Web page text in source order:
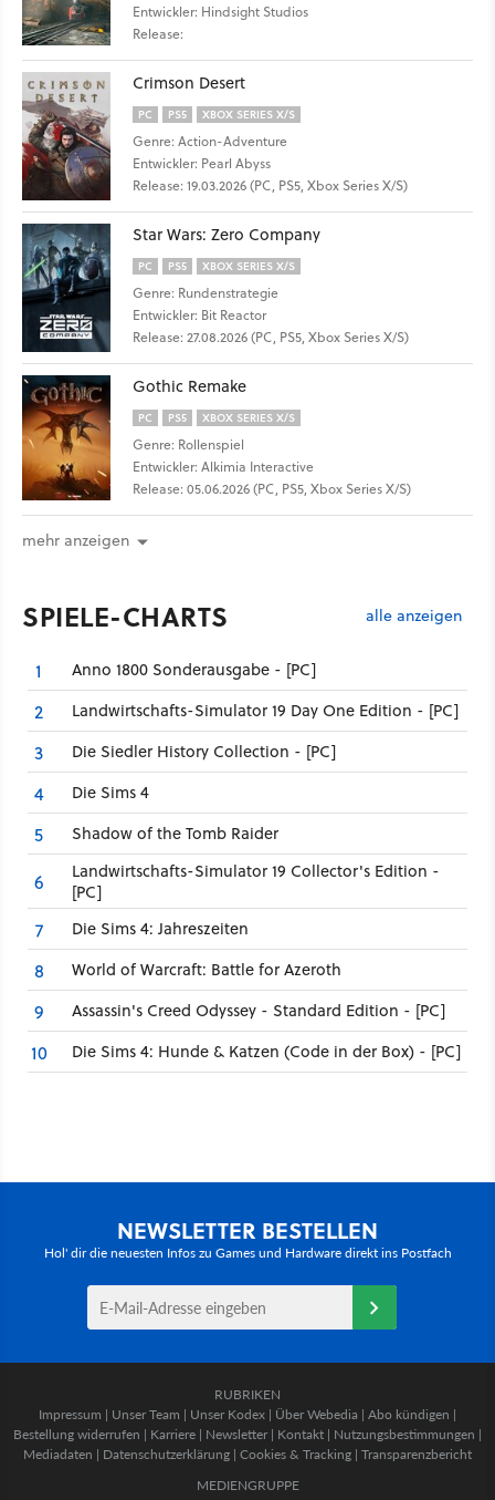
Entwickler: Hindsight Studios
Release:
Crimson Desert
PC PS5 XBOX SERIES X/S
Genre: Action-Adventure
Entwickler: Pearl Abyss
Release: 19.03.2026 (PC, PS5, Xbox Series X/S)
Star Wars: Zero Company
PC PS5 XBOX SERIES X/S
Genre: Rundenstrategie
Entwickler: Bit Reactor
Release: 27.08.2026 (PC, PS5, Xbox Series X/S)
Gothic Remake
PC PS5 XBOX SERIES X/S
Genre: Rollenspiel
Entwickler: Alkimia Interactive
Release: 05.06.2026 (PC, PS5, Xbox Series X/S)
mehr anzeigen
SPIELE-CHARTS alle anzeigen
1 Anno 1800 Sonderausgabe - [PC]
2 Landwirtschafts-Simulator 19 Day One Edition - [PC]
3 Die Siedler History Collection - [PC]
4 Die Sims 4
5 Shadow of the Tomb Raider
6
Landwirtschafts-Simulator 19 Collector's Edition -
[PC]
7 Die Sims 4: Jahreszeiten
8 World of Warcraft: Battle for Azeroth
9 Assassin's Creed Odyssey - Standard Edition - [PC]
10 Die Sims 4: Hunde & Katzen (Code in der Box) - [PC]
NEWSLETTER BESTELLEN
Hol' dir die neuesten Infos zu Games und Hardware direkt ins Postfach
RUBRIKEN
Impressum | Unser Team | Unser Kodex | Über Webedia | Abo kündigen |
Bestellung widerrufen | Karriere | Newsletter | Kontakt | Nutzungsbestimmungen |
Mediadaten | Datenschutzerklärung | Cookies & Tracking | Transparenzbericht
MEDIENGRUPPE